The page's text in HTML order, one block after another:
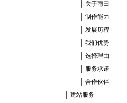
├ 关于雨田
├ 制作能力
├ 发展历程
├ 我们优势
├ 选择理由
├ 服务承诺
├ 合作伙伴
├ 建站服务